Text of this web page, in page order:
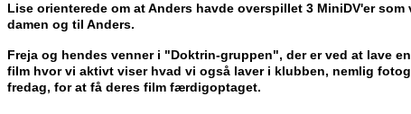
Lise orienterede om at Anders havde overspillet 3 MiniDV'er
damen og til Anders.
Freja og hendes venner i "Doktrin-gruppen", der er ved at lave
film hvor vi aktivt viser hvad vi også laver i klubben, nemlig
fredag, for at få deres film færdigoptaget.